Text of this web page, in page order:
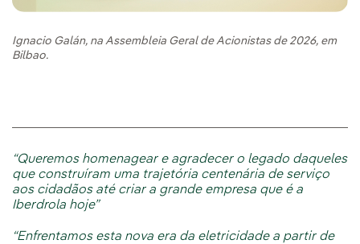
Ignacio Galán, na Assembleia Geral de Acionistas de 2026, em
Bilbao.
“Queremos homenagear e agradecer o legado daqueles
que construíram uma trajetória centenária de serviço
aos cidadãos até criar a grande empresa que é a
Iberdrola hoje”
“Enfrentamos esta nova era da eletricidade a partir de